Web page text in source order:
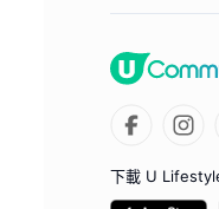
下載 U